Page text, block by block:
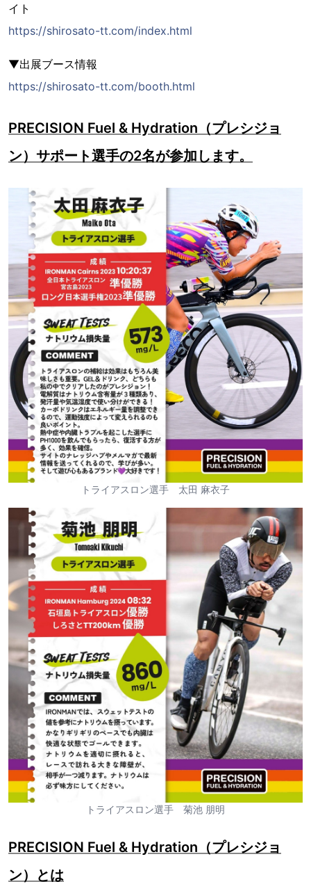
イト
https://shirosato-tt.com/index.html
▼出展ブース情報
https://shirosato-tt.com/booth.html
PRECISION Fuel & Hydration（プレシジョ
ン）サポート選手の2名が参加します。
トライアスロン選手 太田 麻衣子
トライアスロン選手 菊池 朋明
PRECISION Fuel & Hydration（プレシジョ
ン）とは